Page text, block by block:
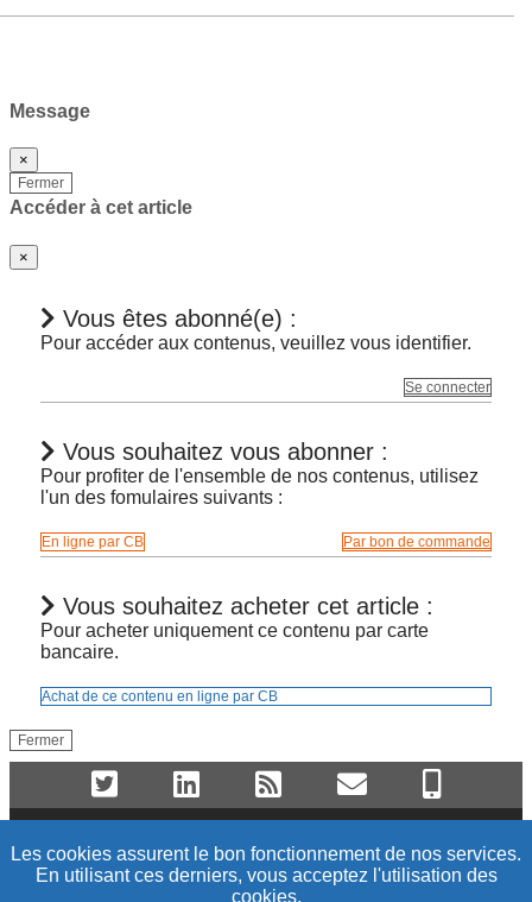
Message
×
Fermer
Accéder à cet article
×
Vous êtes abonné(e) :
Pour accéder aux contenus, veuillez vous identifier.
Se connecter
Vous souhaitez vous abonner :
Pour profiter de l'ensemble de nos contenus, utilisez
l'un des fomulaires suivants :
En ligne par CB Par bon de commande
Vous souhaitez acheter cet article :
Pour acheter uniquement ce contenu par carte
bancaire.
Achat de ce contenu en ligne par CB
Fermer
Politique de données CGV / CGU
Les cookies assurent le bon fonctionnement de nos services.
En utilisant ces derniers, vous acceptez l'utilisation des
cookies.